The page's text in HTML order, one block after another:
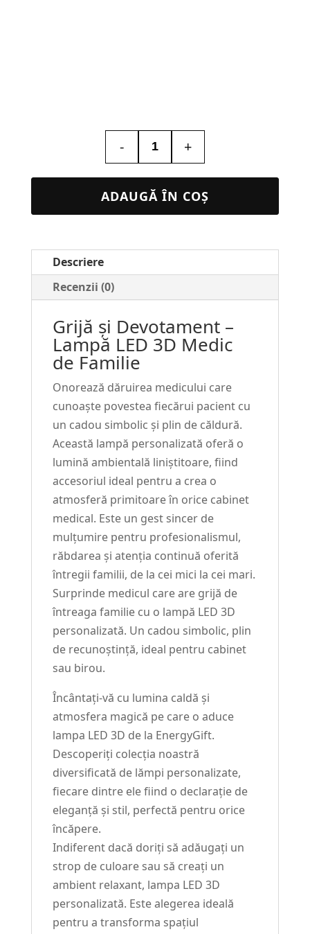
-
Cantitate
Led
Medic
#57
+
ADAUGĂ ÎN COȘ
Descriere
Recenzii (0)
Grijă și Devotament –
Lampă LED 3D Medic
de Familie
Onorează dăruirea medicului care
cunoaște povestea fiecărui pacient cu
un cadou simbolic și plin de căldură.
Această lampă personalizată oferă o
lumină ambientală liniștitoare, fiind
accesoriul ideal pentru a crea o
atmosferă primitoare în orice cabinet
medical. Este un gest sincer de
mulțumire pentru profesionalismul,
răbdarea și atenția continuă oferită
întregii familii, de la cei mici la cei mari.
Surprinde medicul care are grijă de
întreaga familie cu o lampă LED 3D
personalizată. Un cadou simbolic, plin
de recunoștință, ideal pentru cabinet
sau birou.
Încântați-vă cu lumina caldă și
atmosfera magică pe care o aduce
lampa LED 3D de la EnergyGift.
Descoperiți colecția noastră
diversificată de lămpi personalizate,
fiecare dintre ele fiind o declarație de
eleganță și stil, perfectă pentru orice
încăpere.
Indiferent dacă doriți să adăugați un
strop de culoare sau să creați un
ambient relaxant, lampa LED 3D
personalizată. Este alegerea ideală
pentru a transforma spațiul